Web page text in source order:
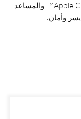
بتطبيقاتك المُفضلة على Apple CarPlay™ والمساعد